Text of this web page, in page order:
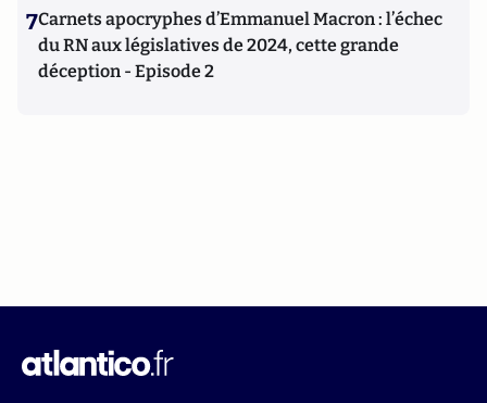
7Carnets apocryphes d’Emmanuel Macron : l’échec
du RN aux législatives de 2024, cette grande
déception - Episode 2